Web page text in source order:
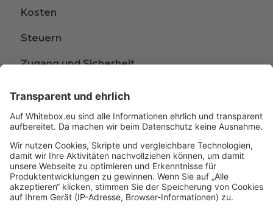
Kosten
Steuern
Zugang und Sicherheit
Beschwerden
Wissen rund ums Anlegen
Glossar
A